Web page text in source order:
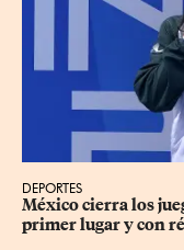
DEPORTES
México cierra los
primer lugar y con